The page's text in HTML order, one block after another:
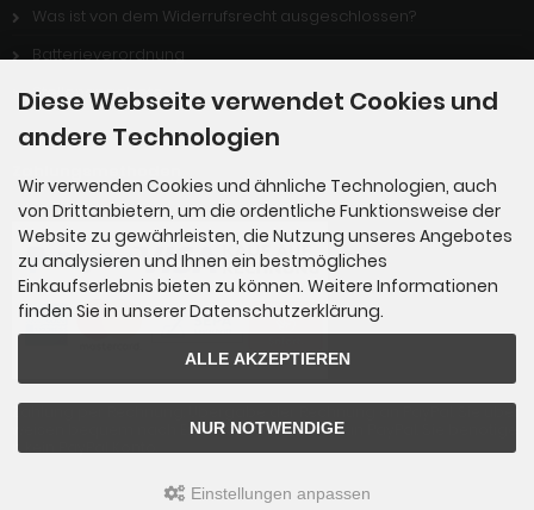
Was ist von dem Widerrufsrecht ausgeschlossen?
Batterieverordnung
Stellenangebote
Zahlung per Rechnung: Übergabe der Rechnung an PayPal. Sie über
weisen bequem nach Erhalt der Ware direkt an PayPal. Sie benötige
n kein PayPal Konto.
Diese Webseite verwendet Cookies und
andere Technologien
Wir verwenden Cookies und ähnliche Technologien, auch
von Drittanbietern, um die ordentliche Funktionsweise der
Website zu gewährleisten, die Nutzung unseres Angebotes
zu analysieren und Ihnen ein bestmögliches
Einkaufserlebnis bieten zu können. Weitere Informationen
finden Sie in unserer Datenschutzerklärung.
ALLE AKZEPTIEREN
NUR NOTWENDIGE
Einstellungen anpassen